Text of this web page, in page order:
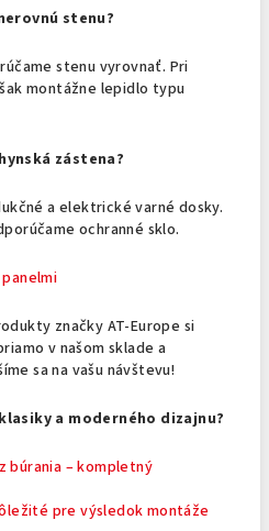
stenu?
stenu vyrovnať. Pri
montážne lepidlo typu
zástena?
a elektrické varné dosky.
ochranné sklo.
značky AT-Europe si
v našom sklade a
sa na vašu návštevu!
a moderného dizajnu?
búrania – kompletný
pre výsledok montáže